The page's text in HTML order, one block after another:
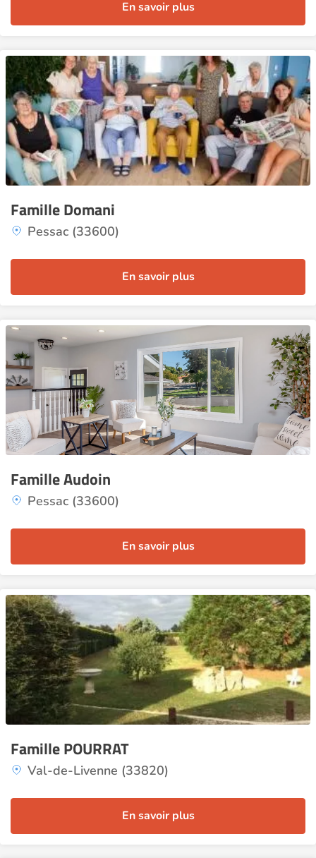
En savoir plus
Famille Domani
Pessac (33600)
En savoir plus
Famille Audoin
Pessac (33600)
En savoir plus
Famille POURRAT
Val-de-Livenne (33820)
En savoir plus